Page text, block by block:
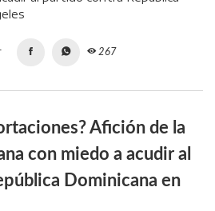
267
Afición de la
con miedo a acudir al
Dominicana en